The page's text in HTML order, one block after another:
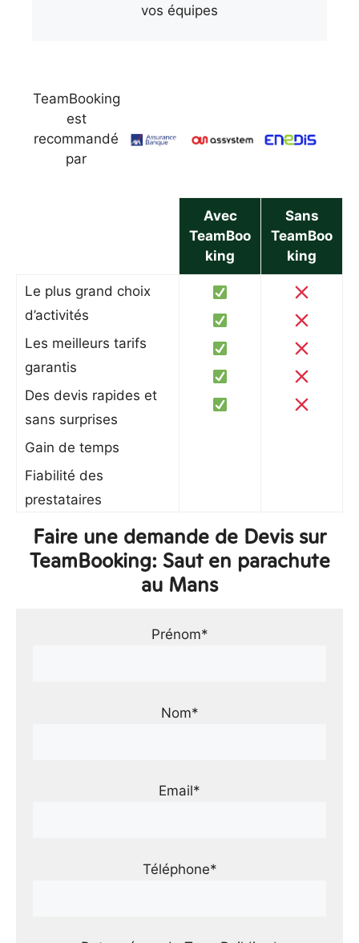
vos équipes
TeamBooking
est
recommandé
par
Avec
TeamBoo
king
Sans
TeamBoo
king
Le plus grand choix
d’activités
Les meilleurs tarifs
garantis
Des devis rapides et
sans surprises
Gain de temps
Fiabilité des
prestataires
Faire une demande de Devis sur
TeamBooking: Saut en parachute
au Mans
Prénom*
Nom*
Email*
Téléphone*